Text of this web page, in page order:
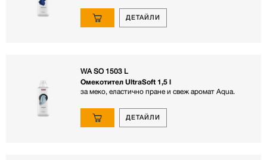
ДЕТАЙЛИ
WA SO 1503 L
Омекотител UltraSoft 1,5 l
за меко, еластично пране и свеж аромат Aqua.
ДЕТАЙЛИ